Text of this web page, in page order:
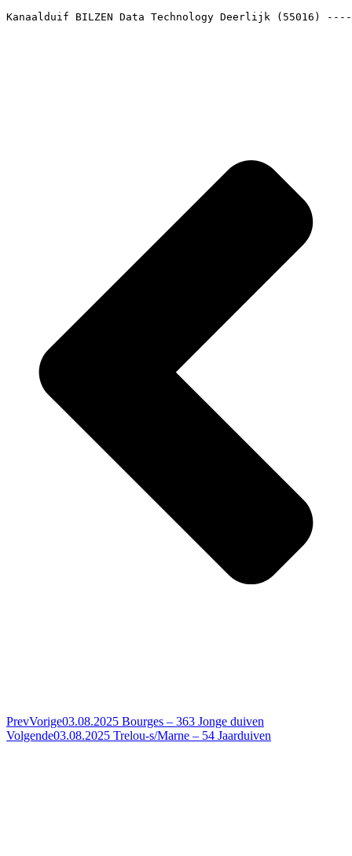
Kanaalduif BILZEN Data Technology Deerlijk (55016)
PrevVorige03.08.2025 Bourges – 363 Jonge duiven
Volgende03.08.2025 Trelou-s/Marne – 54 Jaarduiven